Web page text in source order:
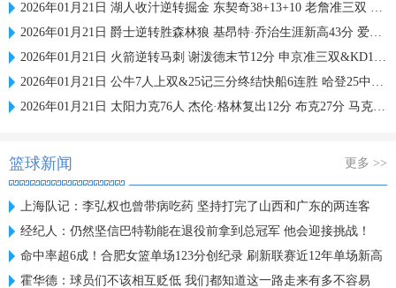
2026年01月21日 湖人收汁逆转掘金 东契奇38+13+10 老詹准三双 穆雷下半场2分
2026年01月21日 爵士逆转胜森林狼 基昂特·乔治生涯新高43分 爱德华兹38+8
2026年01月21日 火箭逆转马刺 谢泼德末节12分 申京准三双&KD18+7 文班21中5
2026年01月21日 公牛7人上双&25记三分终结快船6连胜 哈登25中9 科林斯23分
2026年01月21日 太阳力克76人 杰伦·格林复出12分 布克27分 马克西25中7
篮球新闻 更多 >>
上海队记：李弘权也曾带病吃药 坚持打完了山西和广东的两连客
经纪人：仍然坚信巴特勒能在退役前拿到总冠军 他会迎接挑战！
命中率超6成！合肥女篮单场123分创纪录 刷新联赛近12年单场新高
霍华德：球员们不该相互贬低 我们都知道这一路走来有多不容易